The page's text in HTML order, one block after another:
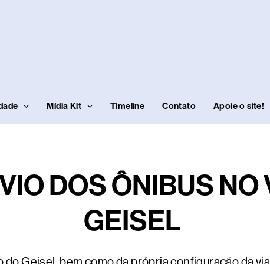
Mídia Kit Timeline Contato Apoie o site!
DOS ÔNIBUS NO
GEISEL